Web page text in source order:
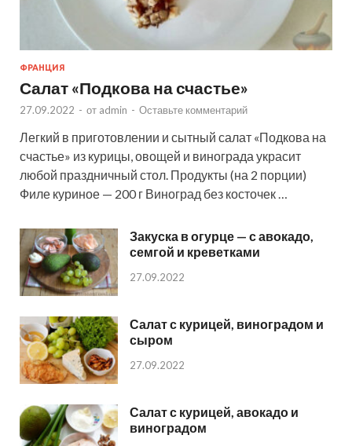
ФРАНЦИЯ
Салат «Подкова на счастье»
27.09.2022 - от admin - Оставьте комментарий
Легкий в приготовлении и сытный салат «Подкова на
счастье» из курицы, овощей и винограда украсит
любой праздничный стол. Продукты (на 2 порции)
Филе куриное — 200 г Виноград без косточек …
Закуска в огурце — с авокадо,
семгой и креветками
27.09.2022
Салат с курицей, виноградом и
сыром
27.09.2022
Салат с курицей, авокадо и
виноградом